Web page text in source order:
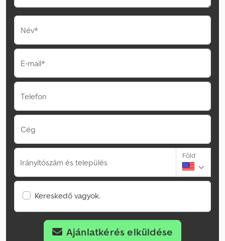
Név*
E-mail*
Telefon
Cég
Irányítószám és település
Föld
Kereskedő vagyok.
Ajánlatkérés elküldése